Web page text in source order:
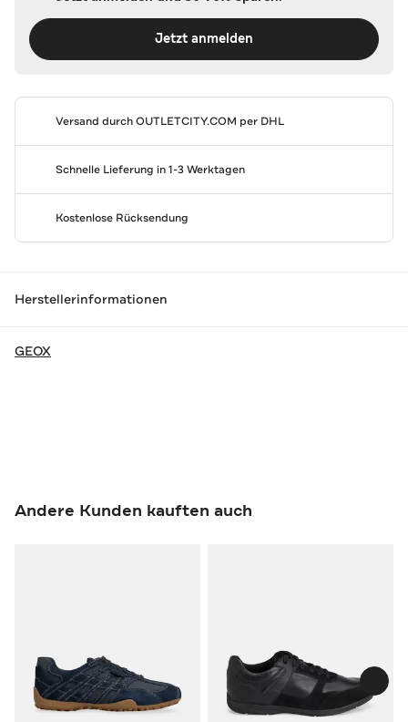
Jetzt anmelden
Versand durchOUTLETCITY.COM per DHL
Schnelle Lieferung in 1-3 Werktagen
Kostenlose Rücksendung
Herstellerinformationen
GEOX
Andere Kunden kauften auch